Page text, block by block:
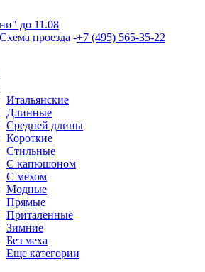
до 11.08
проезда -+7 (495) 565-35-22
Итальянские
Длинные
Средней длины
Короткие
Стильные
С капюшоном
С мехом
Модные
Прямые
Приталенные
Зимние
Без меха
Еще категории